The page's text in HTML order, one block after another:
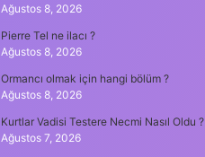
Ağustos 8, 2026
Pierre Tel ne ilacı ?
Ağustos 8, 2026
Ormancı olmak için hangi bölüm ?
Ağustos 8, 2026
Kurtlar Vadisi Testere Necmi Nasıl Oldu ?
Ağustos 7, 2026